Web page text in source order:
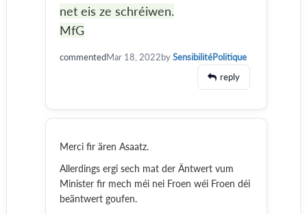
net eis ze schréiwen.
MfG
commentedMar 18, 2022bySensibilitéPolitique
reply
Merci fir ären Asaatz.
Allerdings ergi sech mat der Äntwert vum
Minister fir mech méi nei Froen wéi Froen déi
beäntwert goufen.